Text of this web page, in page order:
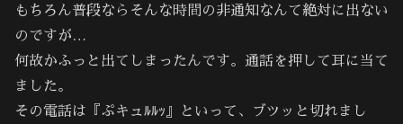
もちろん普段ならそんな時間の非通知なんて絶対に出ない
のですが…
何故かふっと出てしまったんです。通話を押して耳に当て
ました。
その電話は『ぷキュﾙﾙｯ』といって、ブツッと切れまし